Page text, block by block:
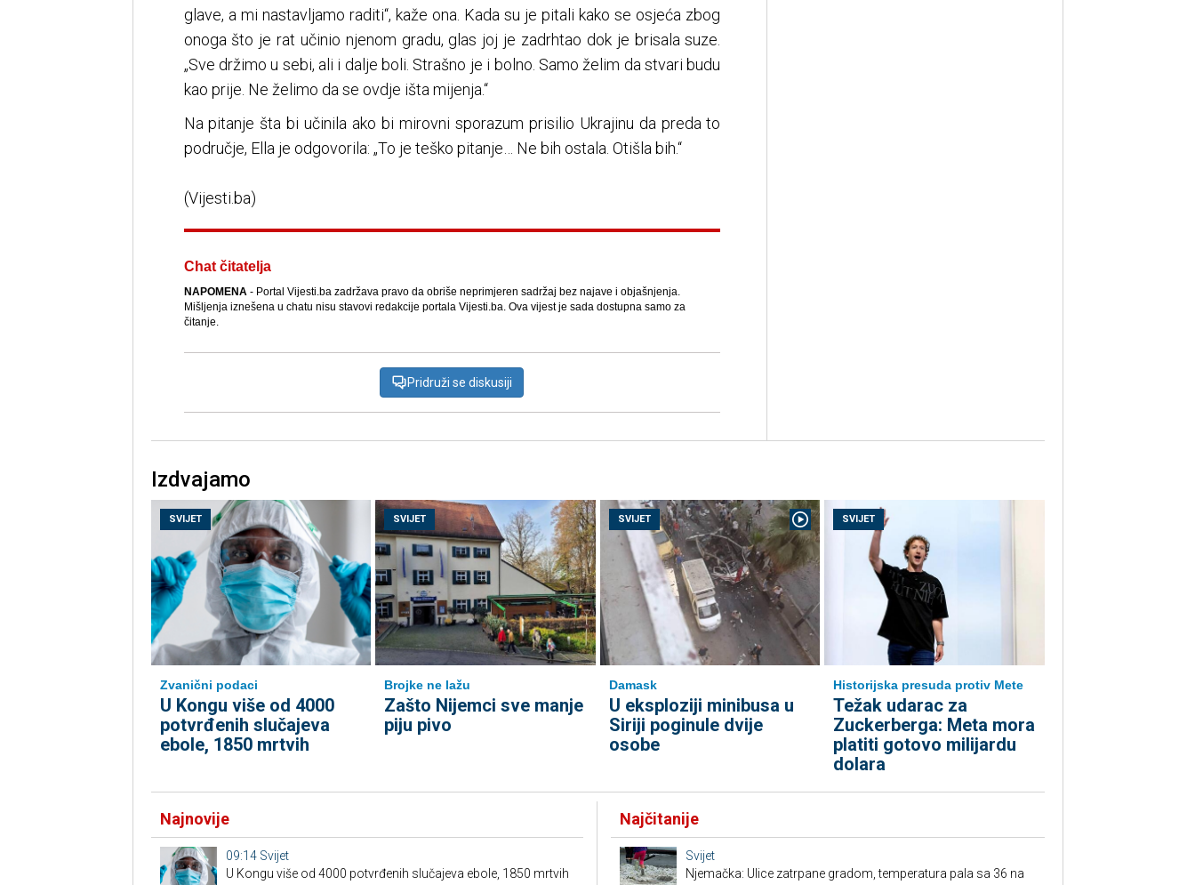
glave, a mi nastavljamo raditi“, kaže ona. Kada su je pitali kako se osjeća zbog
onoga što je rat učinio njenom gradu, glas joj je zadrhtao dok je brisala suze.
„Sve držimo u sebi, ali i dalje boli. Strašno je i bolno. Samo želim da stvari budu
kao prije. Ne želimo da se ovdje išta mijenja.“
Na pitanje šta bi učinila ako bi mirovni sporazum prisilio Ukrajinu da preda to
područje, Ella je odgovorila: „To je teško pitanje… Ne bih ostala. Otišla bih.“
(Vijesti.ba)
Chat čitatelja
NAPOMENA- Portal Vijesti.ba zadržava pravo da obriše neprimjeren sadržaj bez najave i objašnjenja.
Mišljenja iznešena u chatu nisu stavovi redakcije portala Vijesti.ba. Ova vijest je sada dostupna samo za
čitanje.
Pridruži se diskusiji
Izdvajamo
SVIJET
Zvanični podaci
U Kongu više od 4000
potvrđenih slučajeva
ebole, 1850 mrtvih
SVIJET
Brojke ne lažu
Zašto Nijemci sve manje
piju pivo
SVIJET
Damask
U eksploziji minibusa u
Siriji poginule dvije
osobe
SVIJET
Historijska presuda protiv Mete
Težak udarac za
Zuckerberga: Meta mora
platiti gotovo milijardu
dolara
Najnovije
09:14 Svijet
U Kongu više od 4000 potvrđenih slučajeva ebole, 1850 mrtvih
Najčitanije
Svijet
Njemačka: Ulice zatrpane gradom, temperatura pala sa 36 na